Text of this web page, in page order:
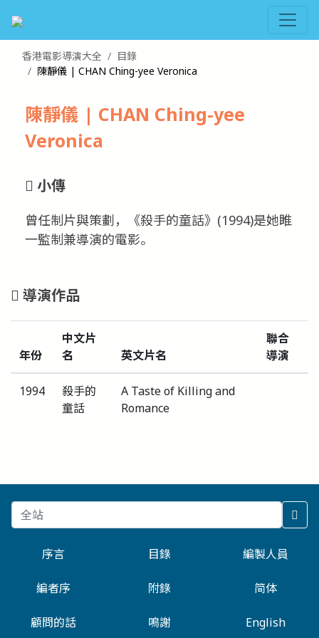
香港電影導演大全
目錄
陳靜儀 | CHAN Ching-yee Veronica
陳靜儀 | CHAN Ching-yee
Veronica
小傳
曾任制片與策劃，《殺手的童話》(1994)是她睢
一監制兼導演的電影。
導演作品
年份
中文片
名
英文片名
聯合
導演
1994
殺手的
童話
A Taste of Killing and
Romance
序言 目錄 編製人員
編者序 附錄 简体
顧問的話 鳴謝 English